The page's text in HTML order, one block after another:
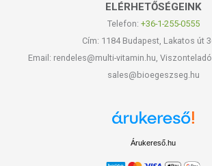
ELÉRHETŐSÉGEINK
Telefon: +36-1-255-0555
Cím: 1184 Budapest, Lakatos út
Email: rendeles@multi-vitamin.hu,
sales@bioegeszseg.hu
Árukereső.hu